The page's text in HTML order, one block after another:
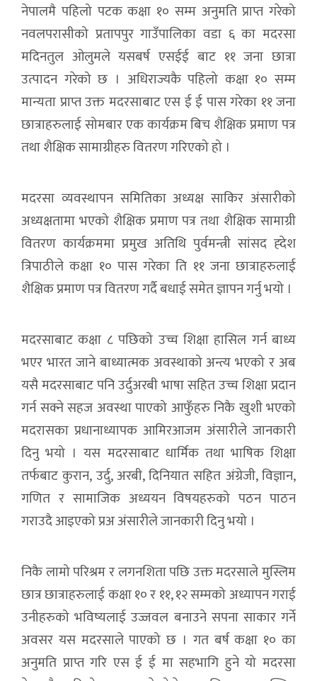
नेपालमै पहिलो पटक कक्षा १० सम्म अनुमति प्राप्त गरेको
नवलपरासीको प्रतापपुर गाउँपालिका वडा ६ का मदरसा
मदिनतुल ओलुमले यसबर्ष एसईई बाट ११ जना छात्रा
उत्पादन गरेको छ । अधिराज्यकै पहिलो कक्षा १० सम्म
मान्यता प्राप्त उक्त मदरसाबाट एस ई ई पास गरेका ११ जना
छात्राहरुलाई सोमबार एक कार्यक्रम बिच शैक्षिक प्रमाण पत्र
तथा शैक्षिक सामाग्रीहरु वितरण गरिएको हो ।
मदरसा व्यवस्थापन समितिका अध्यक्ष साकिर अंसारीको
अध्यक्षतामा भएको शैक्षिक प्रमाण पत्र तथा शैक्षिक सामाग्री
वितरण कार्यक्रममा प्रमुख अतिथि पुर्वमन्त्री सांसद ह्देश
त्रिपाठीले कक्षा १० पास गरेका ति ११ जना छात्राहरुलाई
शैक्षिक प्रमाण पत्र वितरण गर्दै बधाई समेत ज्ञापन गर्नु भयो ।
मदरसाबाट कक्षा ८ पछिको उच्च शिक्षा हासिल गर्न बाध्य
भएर भारत जाने बाध्यात्मक अवस्थाको अन्त्य भएको र अब
यसै मदरसाबाट पनि उर्दुअरबी भाषा सहित उच्च शिक्षा प्रदान
गर्न सक्ने सहज अवस्था पाएको आफुँहरु निकै खुशी भएको
मदरासका प्रधानाध्यापक आमिरआजम अंसारीले जानकारी
दिनु भयो । यस मदरसाबाट धार्मिक तथा भाषिक शिक्षा
तर्फबाट कुरान, उर्दु, अरबी, दिनियात सहित अंग्रेजी, विज्ञान,
गणित र सामाजिक अध्ययन विषयहरुको पठन पाठन
गराउदै आइएको प्रअ अंसारीले जानकारी दिनु भयो ।
निकै लामो परिश्रम र लगनशिता पछि उक्त मदरसाले मुस्लिम
छात्र छात्राहरुलाई कक्षा १० र ११, १२ सम्मको अध्यापन गराई
उनीहरुको भविष्यलाई उज्जवल बनाउने सपना साकार गर्ने
अवसर यस मदरसाले पाएको छ । गत बर्ष कक्षा १० का
अनुमति प्राप्त गरि एस ई ई मा सहभागि हुने यो मदरसा